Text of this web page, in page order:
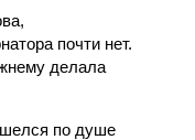
почти нет.
делала
по душе